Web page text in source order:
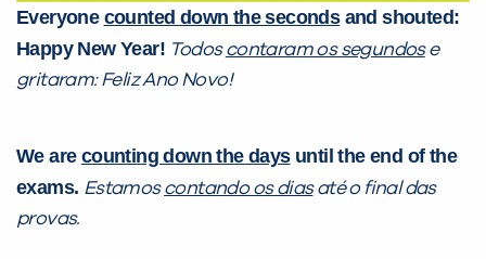
Everyone counted down the secondsand shouted:
Happy New Year! Todoscontaram os segundose
gritaram: Feliz Ano Novo!
We are counting down the daysuntil the end of the
exams. Estamoscontando os diasaté o final das
provas.